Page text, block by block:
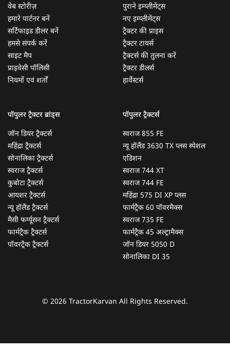
वेब स्टोरीज़
हमारे पार्टनर बनें
सर्टिफाइड डीलर बनें
हमसे संपर्क करें
साइट मैप
प्राइवेसी पॉलिसी
नियमों एवं शर्तों
पुराने इम्प्लीमेंट्स
नए इम्प्लीमेंट्स
ट्रैक्टर की प्राइस
ट्रैक्टर टायर्स
ट्रैक्टर्स की तुलना करें
ट्रैक्टर डीलर्स
हार्वेस्टर्स
पॉपुलर ट्रैक्टर ब्रांड्स
जॉन डियर ट्रैक्टर्स
महिंद्रा ट्रैक्टर्स
सोनालिका ट्रैक्टर्स
स्वराज ट्रैक्टर्स
कुबोटा ट्रैक्टर्स
आयशर ट्रैक्टर्स
न्यू हॉलैंड ट्रैक्टर्स
मैसी फर्ग्यूसन ट्रैक्टर्स
फार्मट्रैक ट्रैक्टर्स
पॉवरट्रैक ट्रैक्टर्स
पॉपुलर ट्रैक्टर्स
स्वराज 855 FE
न्यू हॉलैंड 3630 TX प्लस स्पेशल
एडिशन
स्वराज 744 XT
स्वराज 744 FE
महिंद्रा 575 DI XP प्लस
फार्मट्रैक 60 पॉवरमैक्स
स्वराज 735 FE
फार्मट्रैक 45 अल्ट्रामैक्स
जॉन डियर 5050 D
सोनालिका DI 35
© 2026 TractorKarvan All Rights Reserved.